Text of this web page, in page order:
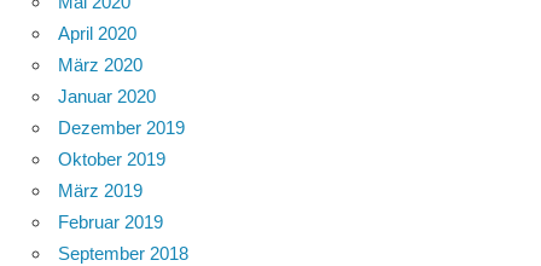
April 2020
März 2020
Januar 2020
Dezember 2019
Oktober 2019
März 2019
Februar 2019
September 2018